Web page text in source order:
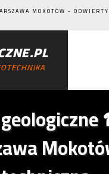
MOKOTÓW -